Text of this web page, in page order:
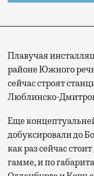
Плавучая
районе Южного
сейчас строят
Люблинско-
Еще
добуксировали до
как раз сейчас стоит
гамме, и по